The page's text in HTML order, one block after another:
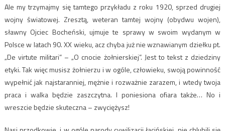
Ale my trzymajmy się tamtego przykładu z roku 1920, sprzed drugiej
wojny światowej. Zresztą, weteran tamtej wojny (obydwu wojen),
sławny Ojciec Bocheński, ujmuje te sprawy w swoim wydanym w
Polsce w latach 90. XX wieku, acz chyba już nie wznawianym dziełku pt.
„De virtute militari” – „O cnocie żołnierskiej”. Jest to tekst z dziedziny
etyki. Tak więc musisz żołnierzu i w ogóle, człowieku, swoją powinność
wypełnić jak najstaranniej, mężnie i rozważnie zarazem, i wtedy twoja
praca i walka będzie zaszczytna. I poniesiona ofiara także… No i
wreszcie będzie skuteczna – zwyciężysz!